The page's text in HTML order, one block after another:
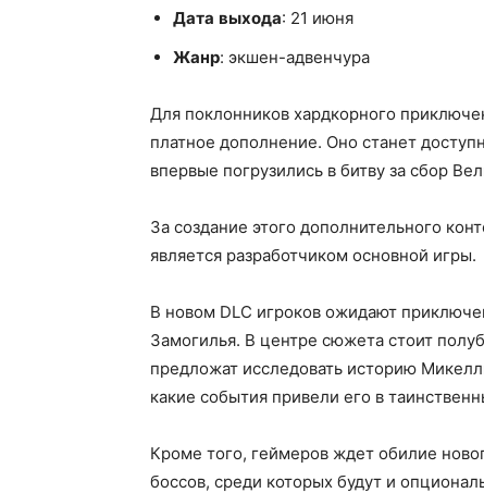
Дата выхода: 21 июня
Жанр: экшен-адвенчура
Для поклонников хардкорного
платное дополнение. Оно станет
впервые погрузились в битву за сбор
За создание этого дополнительного
является разработчиком основной игры.
В новом DLC игроков ожидают
Замогилья. В центре сюжета стоит
предложат исследовать историю
какие события привели его в
Кроме того, геймеров ждет обилие
боссов, среди которых будут и